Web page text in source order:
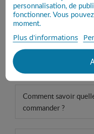
personnalisation, de
fonctionner. Vous
moment.
Plus d'informations
Combien de photos
Comment savoir
commander ?